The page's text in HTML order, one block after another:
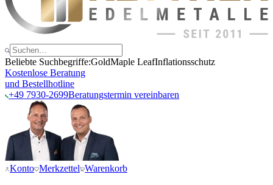
Beliebte Suchbegriffe:GoldMaple LeafInflationsschutz
Kostenlose Beratung
und Bestellhotline
+49 7930-2699Beratungstermin vereinbaren
Konto Merkzettel Warenkorb